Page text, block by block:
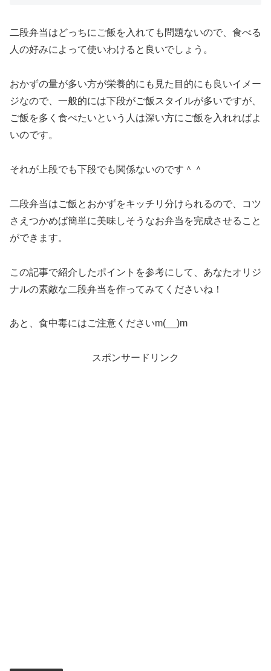
二段弁当はどっちにご飯を入れても問題ないので、食べる
人の好みによって使いわけると良いでしょう。
おかずの量が多い方が栄養的にも見た目的にも良いイメー
ジなので、一般的には下段がご飯スタイルが多いですが、
ご飯を多く食べたいという人は深い方にご飯を入れればよ
いのです。
それが上段でも下段でも関係ないのです＾＾
二段弁当はご飯とおかずをキッチリ分けられるので、コツ
さえつかめば簡単に美味しそうなお弁当を完成させること
ができます。
この記事で紹介したポイントを参考にして、あなたオリジ
ナルの素敵な二段弁当を作ってみてくださいね！
あと、食中毒にはご注意くださいm(__)m
スポンサードリンク